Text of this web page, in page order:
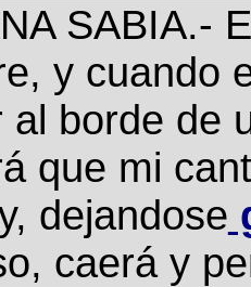
SABIA.-
y cuando
al borde de
que mi
dejandose
caerá y